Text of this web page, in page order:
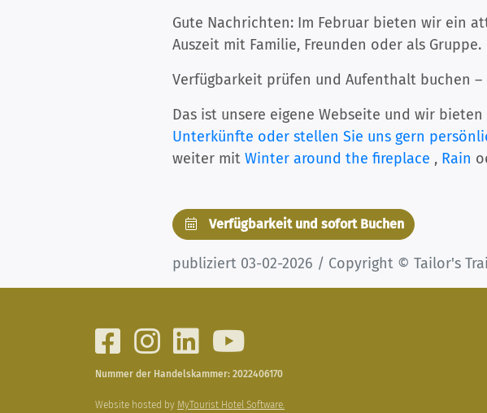
Gute Nachrichten: Im Februar bieten wir ein
Auszeit mit Familie, Freunden oder als Gruppe.
Verfügbarkeit prüfen und Aufenthalt buchen
Das ist unsere eigene Webseite und wir
Unterkünfte oder stellen Sie uns gern
weiter mit Winter around the fireplace , Rain
Verfügbarkeit und sofort Buchen
publiziert 03-02-2026 / Copyright © Tailor's
Nummer der Handelskammer: 2022406170
Website hosted by MyTourist Hotel Software.